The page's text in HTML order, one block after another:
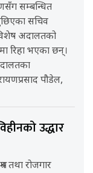
सम्बन्धित
मुछिएका सचिव
अदालतको
रिहा भएका छन्।
पौडेल,
उद्धार
तथा रोजगार